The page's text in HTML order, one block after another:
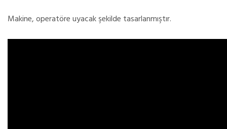
Makine, operatöre uyacak şekilde tasarlanmıştır.